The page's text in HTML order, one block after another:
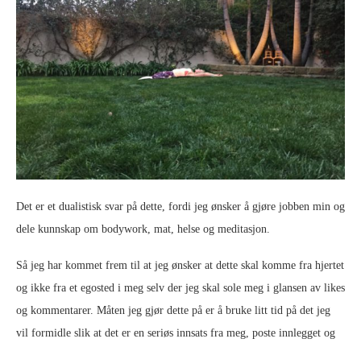
Det er et dualistisk svar på dette, fordi jeg ønsker å gjøre jobben min og
dele kunnskap om bodywork, mat, helse og meditasjon.
Så jeg har kommet frem til at jeg ønsker at dette skal komme fra hjertet
og ikke fra et egosted i meg selv der jeg skal sole meg i glansen av likes
og kommentarer. Måten jeg gjør dette på er å bruke litt tid på det jeg
vil formidle slik at det er en seriøs innsats fra meg, poste innlegget og